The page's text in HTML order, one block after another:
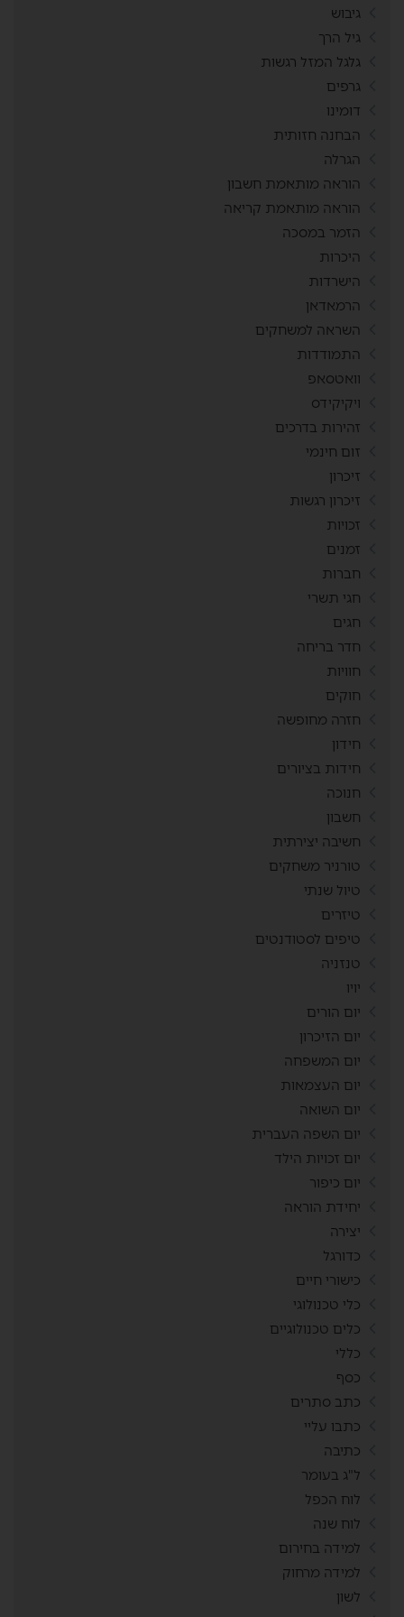
גיבוש
גיל הרך
גלגל המזל רגשות
גרפים
דומינו
הבחנה חזותית
הגרלה
הוראה מותאמת חשבון
הוראה מותאמת קריאה
הזמר במסכה
היכרות
הישרדות
הרמאדאן
השראה למשחקים
התמודדות
וואטסאפ
ויקיקידס
זהירות בדרכים
זום חינמי
זיכרון
זיכרון רגשות
זכויות
זמנים
חברות
חגי תשרי
חגים
חדר בריחה
חוויות
חוקים
חזרה מחופשה
חידון
חידות בציורים
חנוכה
חשבון
חשיבה יצירתית
טורניר משחקים
טיול שנתי
טיזרים
טיפים לסטודנטים
טנזניה
יויו
יום הורים
יום הזיכרון
יום המשפחה
יום העצמאות
יום השואה
יום השפה העברית
יום זכויות הילד
יום כיפור
יחידת הוראה
יצירה
כדורגל
כישורי חיים
כלי טכנולוגי
כלים טכנולוגיים
כללי
כסף
כתב סתרים
כתבו עליי
כתיבה
ל"ג בעומר
לוח הכפל
לוח שנה
למידה בחירום
למידה מרחוק
לשון